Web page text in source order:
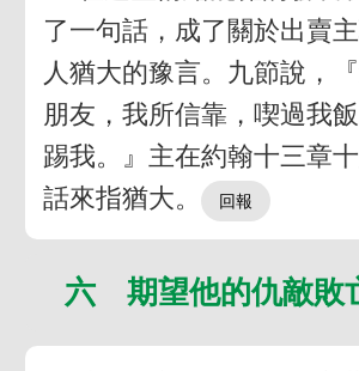
了一句話，成了關於出賣
人猶大的豫言。九節說，
朋友，我所信靠，喫過我
踢我。』主在約翰十三章
話來指猶大。
六 期望他的仇敵敗